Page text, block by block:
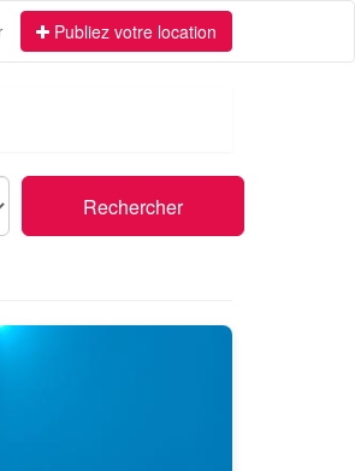
Publiez votre location
Rechercher